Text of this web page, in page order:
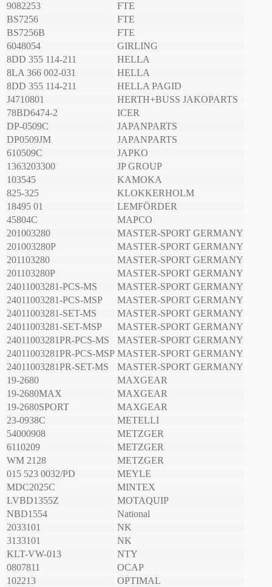
9082253
FTE
BS7256
FTE
BS7256B
FTE
6048054
GIRLING
8DD 355 114-211
HELLA
8LA 366 002-031
HELLA
8DD 355 114-211
HELLA PAGID
J4710801
HERTH+BUSS JAKOPARTS
78BD6474-2
ICER
DP-0509C
JAPANPARTS
DP0509JM
JAPANPARTS
610509C
JAPKO
1363203300
JP GROUP
103545
KAMOKA
825-325
KLOKKERHOLM
18495 01
LEMFÖRDER
45804C
MAPCO
201003280
MASTER-SPORT GERMANY
201003280P
MASTER-SPORT GERMANY
201103280
MASTER-SPORT GERMANY
201103280P
MASTER-SPORT GERMANY
24011003281-PCS-MS
MASTER-SPORT GERMANY
24011003281-PCS-MSP
MASTER-SPORT GERMANY
24011003281-SET-MS
MASTER-SPORT GERMANY
24011003281-SET-MSP
MASTER-SPORT GERMANY
24011003281PR-PCS-MS
MASTER-SPORT GERMANY
24011003281PR-PCS-MSP MASTER-SPORT GERMANY
24011003281PR-SET-MS
MASTER-SPORT GERMANY
19-2680
MAXGEAR
19-2680MAX
MAXGEAR
19-2680SPORT
MAXGEAR
23-0938C
METELLI
54000908
METZGER
6110209
METZGER
WM 2128
METZGER
015 523 0032/PD
MEYLE
MDC2025C
MINTEX
LVBD1355Z
MOTAQUIP
NBD1554
National
2033101
NK
3133101
NK
KLT-VW-013
NTY
0807811
OCAP
102213
OPTIMAL